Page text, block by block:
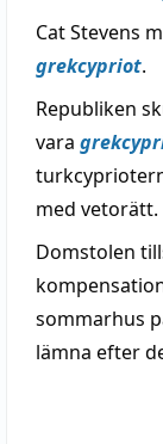
Cat Stevens
grekcypriot.
Republiken
vara
med vetorätt.
Domstolen
sommarhus
lämna efter